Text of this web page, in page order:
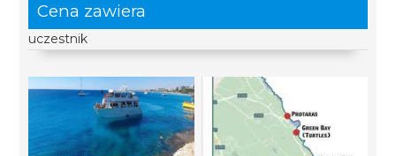
Cena zawiera
uczestnik